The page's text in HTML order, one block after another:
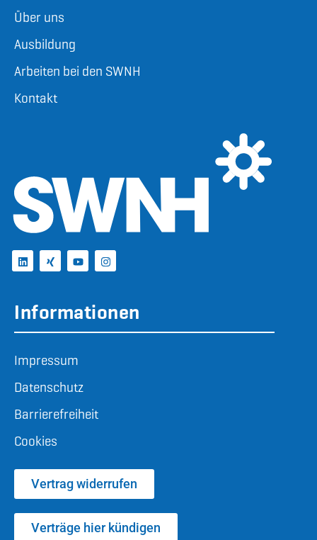
Über uns
Ausbildung
Arbeiten bei den SWNH
Kontakt
Informationen
Impressum
Datenschutz
Barrierefreiheit
Cookies
Vertrag widerrufen
Verträge hier kündigen